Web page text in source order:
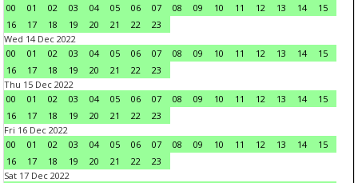
00
01 02 03 04 05 06 07 08 09 10 11 12 13 14
15
16
17 18 19 20 21 22
23
Wed 14 Dec 2022
00
01 02 03 04 05 06 07 08 09 10 11 12 13 14
15
16
17 18 19 20 21 22
23
Thu 15 Dec 2022
00
01 02 03 04 05 06 07 08 09 10 11 12 13 14
15
16
17 18 19 20 21 22
23
Fri 16 Dec 2022
00
01 02 03 04 05 06 07 08 09 10 11 12 13 14
15
16
17 18 19 20 21 22
23
Sat 17 Dec 2022